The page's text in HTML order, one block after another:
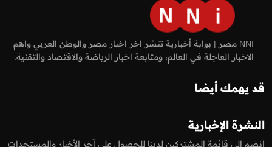
NNI مصر | بوابة أخبارية تنشر اخر اخبار مصر والوطن العربي واهم
الاخبار العاجلة في العالم، ومتابعة اخبار الرياضة والاقتصاد والتقنية.
قد يهمك أيضا
النشرة الإخبارية
انضم إلى قائمة المشتركين لدينا للحصول على آخر الأخبار والمستجدات